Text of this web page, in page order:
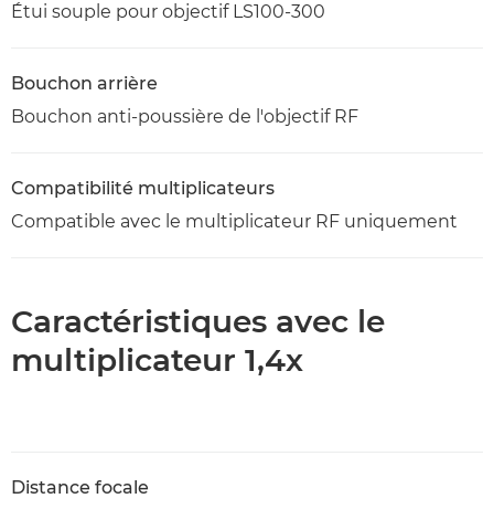
Étui souple pour objectif LS100-300
Bouchon arrière
Bouchon anti-poussière de l'objectif RF
Compatibilité multiplicateurs
Compatible avec le multiplicateur RF uniquement
Caractéristiques avec le
multiplicateur 1,4x
Distance focale